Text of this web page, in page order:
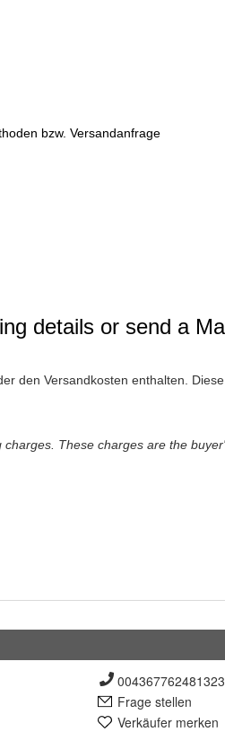
004367762481323
Frage stellen
Verkäufer merken